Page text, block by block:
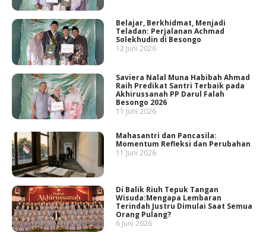
Belajar, Berkhidmat, Menjadi
Teladan: Perjalanan Achmad
Solekhudin di Besongo
12 Juni 2026
Saviera Nalal Muna Habibah Ahmad
Raih Predikat Santri Terbaik pada
Akhirussanah PP Darul Falah
Besongo 2026
11 Juni 2026
Mahasantri dan Pancasila:
Momentum Refleksi dan Perubahan
11 Juni 2026
Di Balik Riuh Tepuk Tangan
Wisuda:Mengapa Lembaran
Terindah Justru Dimulai Saat Semua
Orang Pulang?
6 Juni 2026